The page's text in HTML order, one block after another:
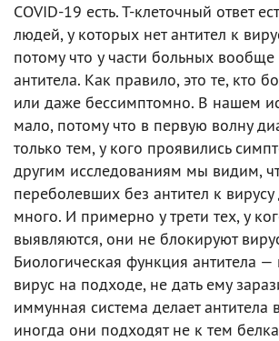
COVID-19 есть. Т-клеточный ответ
людей, у которых нет антител к
потому что у части больных
антитела. Как правило, это те, кто
или даже бессимптомно. В нашем
мало, потому что в первую волну
только тем, у кого проявились
другим исследованиям мы видим,
переболевших без антител к
много. И примерно у трети тех, у
выявляются, они не блокируют
Биологическая функция антитела —
вирус на подходе, не дать ему
иммунная система делает антитела
иногда они подходят не к тем